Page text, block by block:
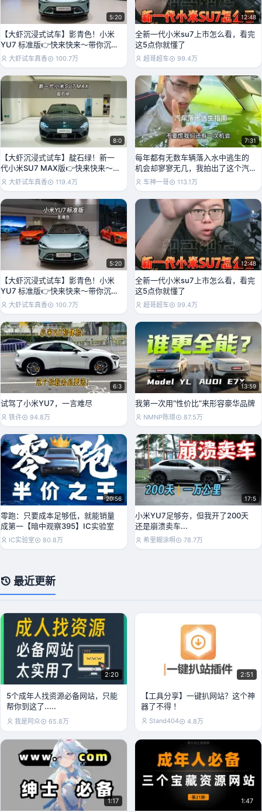
5:20
【大虾沉浸式试车】影青色！小米
YU7 标准版👉快来快来～带你沉浸
式体验！
大虾试车真香 100.7万
12:48
全新一代小米su7上市怎么看，看完
这5点你就懂了
超哥超车 99.4万
8:0
【大虾沉浸式试车】靛石绿！新一
代小米SU7 MAX版👉快来快来～带
你沉浸式体验！
大虾试车真香 119.4万
7:31
每年都有无数车辆落入水中逃生的
机会却寥寥无几，我拍出了这个汽
车落水逃生方案，机会
车神一哥 113.1万
5:20
【大虾沉浸式试车】影青色！小米
YU7 标准版👉快来快来～带你沉浸
式体验！
大虾试车真香 100.7万
12:48
全新一代小米su7上市怎么看，看完
这5点你就懂了
超哥超车 99.4万
6:3
试驾了小米YU7，一言难尽
铁许 94.8万
13:59
我第一次用“性价比”来形容豪华品牌
NMNP陈璟 87.5万
20:56
零跑：只要成本足够低，就能销量
成第一【暗中观察395】IC实验室
IC实验室 80.8万
17:5
小米YU7足够夯，但我开了200天
还是崩溃卖车...
希里糊涂啊 78.7万
最近更新
2:20
5个成年人找资源必备网站，只能
帮你到这了.....
我是阿众 65.8万
2:51
【工具分享】一键扒网站？这个神
器了不得 ！
Stand404 4.8万
1:17 1:47